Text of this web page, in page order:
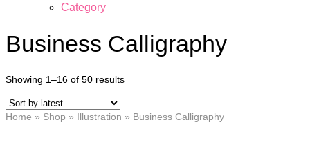
Category
Business Calligraphy
Showing 1–16 of 50 results
Home » Shop » Illustration » Business Calligraphy